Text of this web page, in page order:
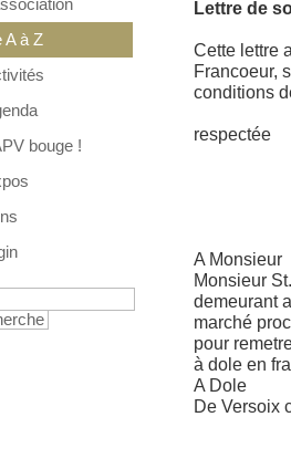
A à Z
bouge !
Lettre de
Cette lettre
Francoeur,
respectée
A Monsieur
Monsieur
demeurant
marché
pour
à dole en
A Dole
De Versoix